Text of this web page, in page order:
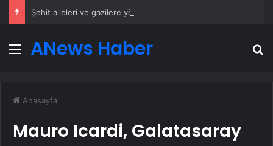
MenüANews Haber
Anasayfa
Mauro Icardi, Galatasaray